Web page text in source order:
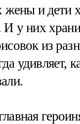
жены и дети
И у них
из
удивляет,